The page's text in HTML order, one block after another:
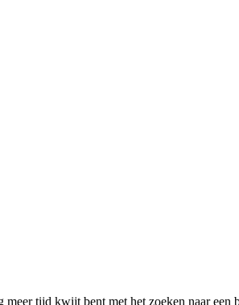
tijd kwijt bent met het zoeken naar